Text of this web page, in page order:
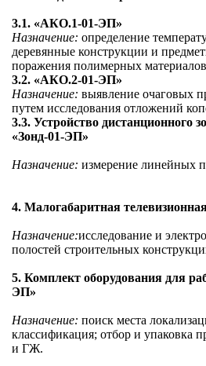
3.1. «АКО.1-01-ЭП»
Назначение:определение
деревянные конструкции и
поражения полимерных
3.2. «АКО.2-01-ЭП»
Назначение:выявление очаговых
путем исследования отложений
3.3. Устройство дистанционного
«Зонд-01-ЭП»
Назначение:измерение линейных
4. Малогабаритная
Назначение:исследование и
полостей строительных
5. Комплект оборудования для
ЭП»
Назначение:поиск места
классификация; отбор и упаковка
и ГЖ.